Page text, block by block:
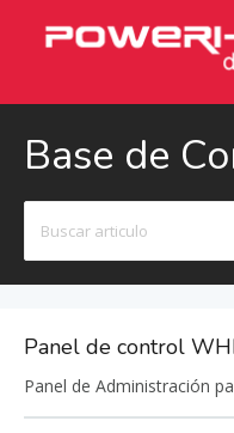
Base de
Panel de control
Panel de Administración